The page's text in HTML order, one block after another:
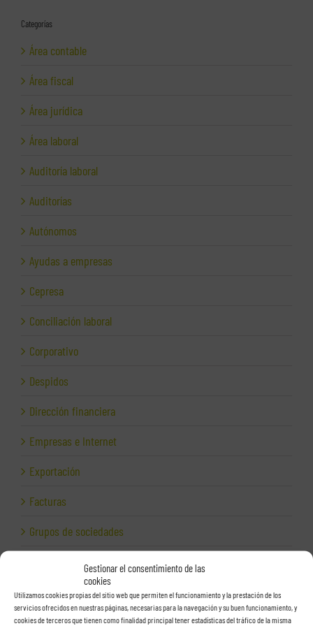
Gestionar el consentimiento de las
cookies
Utilizamos cookies propias del sitio web que permiten el funcionamiento y la prestación de los
servicios ofrecidos en nuestras páginas, necesarias para la navegación y su buen funcionamiento, y
cookies de terceros que tienen como finalidad principal tener estadísticas del tráfico de la misma
Categorías
Área contable
Área fiscal
Área jurídica
Área laboral
Auditoría laboral
Auditorías
Autónomos
Ayudas a empresas
Cepresa
Conciliación laboral
Corporativo
Despidos
Dirección financiera
Empresas e Internet
Exportación
Facturas
Grupos de sociedades
Herencias
Herramientas para empresas